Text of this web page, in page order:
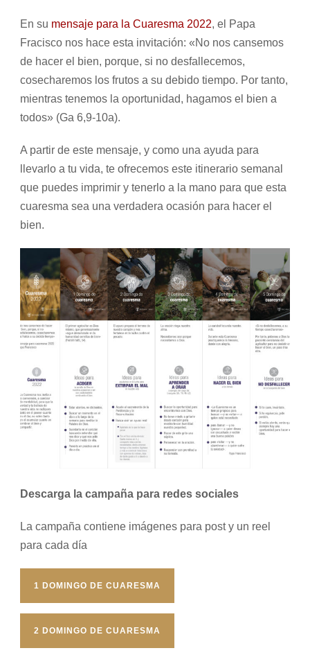
En su mensaje para la Cuaresma 2022, el Papa
Fracisco nos hace esta invitación: «No nos cansemos
de hacer el bien, porque, si no desfallecemos,
cosecharemos los frutos a su debido tiempo. Por tanto,
mientras tenemos la oportunidad, hagamos el bien a
todos» (Ga 6,9-10a).
A partir de este mensaje, y como una ayuda para
llevarlo a tu vida, te ofrecemos este itinerario semanal
que puedes imprimir y tenerlo a la mano para que esta
cuaresma sea una verdadera ocasión para hacer el
bien.
Descarga la campaña para redes sociales
La campaña contiene imágenes para post y un reel
para cada día
1 DOMINGO DE CUARESMA
2 DOMINGO DE CUARESMA